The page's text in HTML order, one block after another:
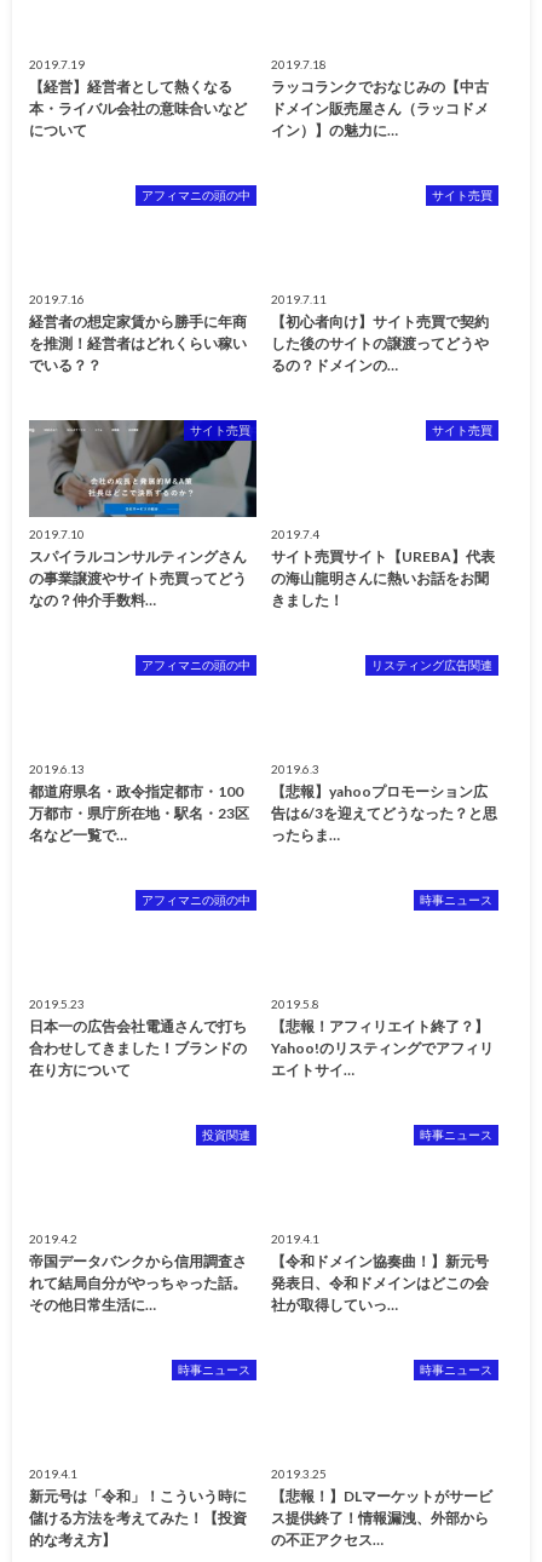
2019.7.19
【経営】経営者として熱くなる
本・ライバル会社の意味合いなど
について
2019.7.18
ラッコランクでおなじみの【中古
ドメイン販売屋さん（ラッコドメ
イン）】の魅力に…
アフィマニの頭の中
2019.7.16
経営者の想定家賃から勝手に年商
を推測！経営者はどれくらい稼い
でいる？？
サイト売買
2019.7.11
【初心者向け】サイト売買で契約
した後のサイトの譲渡ってどうや
るの？ドメインの…
サイト売買
2019.7.10
スパイラルコンサルティングさん
の事業譲渡やサイト売買ってどう
なの？仲介手数料…
サイト売買
2019.7.4
サイト売買サイト【UREBA】代表
の海山龍明さんに熱いお話をお聞
きました！
アフィマニの頭の中
2019.6.13
都道府県名・政令指定都市・100
万都市・県庁所在地・駅名・23区
名など一覧で…
リスティング広告関連
2019.6.3
【悲報】yahooプロモーション広
告は6/3を迎えてどうなった？と思
ったらま…
アフィマニの頭の中
2019.5.23
日本一の広告会社電通さんで打ち
合わせしてきました！ブランドの
在り方について
時事ニュース
2019.5.8
【悲報！アフィリエイト終了？】
Yahoo!のリスティングでアフィリ
エイトサイ…
投資関連
2019.4.2
帝国データバンクから信用調査さ
れて結局自分がやっちゃった話。
その他日常生活に…
時事ニュース
2019.4.1
【令和ドメイン協奏曲！】新元号
発表日、令和ドメインはどこの会
社が取得していっ…
時事ニュース
2019.4.1
新元号は「令和」！こういう時に
儲ける方法を考えてみた！【投資
的な考え方】
時事ニュース
2019.3.25
【悲報！】DLマーケットがサービ
ス提供終了！情報漏洩、外部から
の不正アクセス…